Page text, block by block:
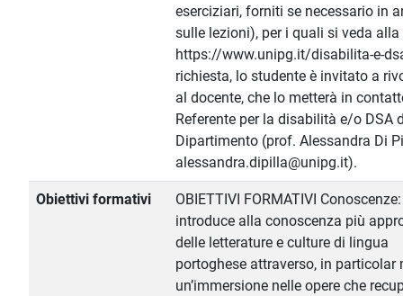
eserciziari, forniti se necessario in
sulle lezioni), per i quali si veda
https://www.unipg.it/disabilita-e-
richiesta, lo studente è invitato a
al docente, che lo metterà in
Referente per la disabilità e/o DSA
Dipartimento (prof. Alessandra Di
alessandra.dipilla@unipg.it).
Obiettivi formativi
OBIETTIVI FORMATIVI
introduce alla conoscenza più
delle letterature e culture di lingua
portoghese attraverso, in particolar
un’immersione nelle opere che